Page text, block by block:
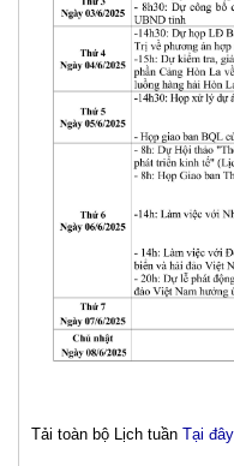
Tải toàn bộ Lịch tuần Tại đây